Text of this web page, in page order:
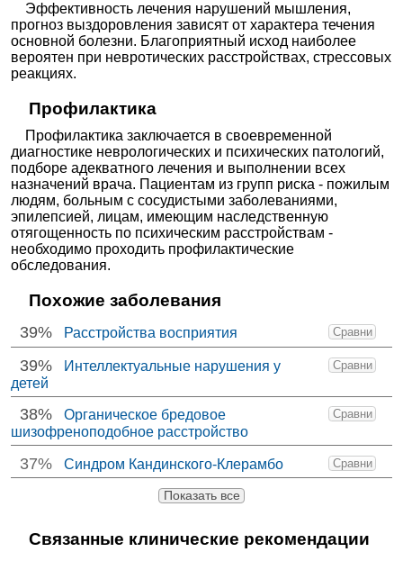
Эффективность лечения нарушений мышления,
прогноз выздоровления зависят от характера течения
основной болезни. Благоприятный исход наиболее
вероятен при невротических расстройствах, стрессовых
реакциях.
Профилактика
Профилактика заключается в своевременной
диагностике неврологических и психических патологий,
подборе адекватного лечения и выполнении всех
назначений врача. Пациентам из групп риска - пожилым
людям, больным с сосудистыми заболеваниями,
эпилепсией, лицам, имеющим наследственную
отягощенность по психическим расстройствам -
необходимо проходить профилактические
обследования.
Похожие заболевания
39% Сравни
Расстройства восприятия
39% Сравни
Интеллектуальные нарушения у
детей
38% Сравни
Органическое бредовое
шизофреноподобное расстройство
37% Сравни
Синдром Кандинского-Клерамбо
Показать все
Связанные клинические рекомендации